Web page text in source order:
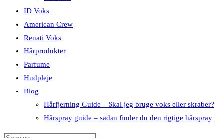
ID Voks
American Crew
Renati Voks
Hårprodukter
Parfume
Hudpleje
Blog
Hårfjerning Guide – Skal jeg bruge voks eller skraber?
Hårspray guide – sådan finder du den rigtige hårspray